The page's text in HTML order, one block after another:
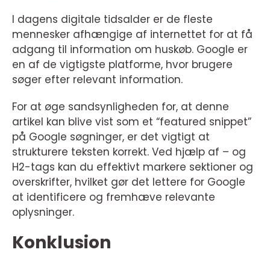
I dagens digitale tidsalder er de fleste
mennesker afhængige af internettet for at få
adgang til information om huskøb. Google er
en af de vigtigste platforme, hvor brugere
søger efter relevant information.
For at øge sandsynligheden for, at denne
artikel kan blive vist som et “featured snippet”
på Google søgninger, er det vigtigt at
strukturere teksten korrekt. Ved hjælp af – og
H2-tags kan du effektivt markere sektioner og
overskrifter, hvilket gør det lettere for Google
at identificere og fremhæve relevante
oplysninger.
Konklusion